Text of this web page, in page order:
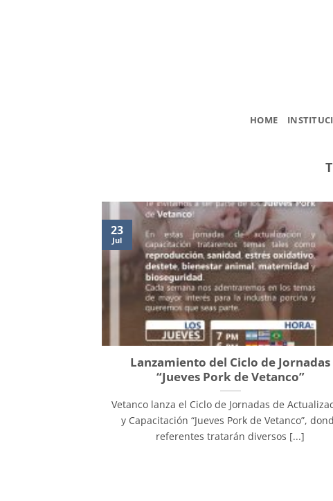
HOME
Lanzamiento del Ciclo de Jornadas
“Jueves Pork de Vetanco”
Vetanco lanza el Ciclo de Jornadas de
y Capacitación “Jueves Pork de Vetanco”,
referentes tratarán diversos [...]
23
Jul